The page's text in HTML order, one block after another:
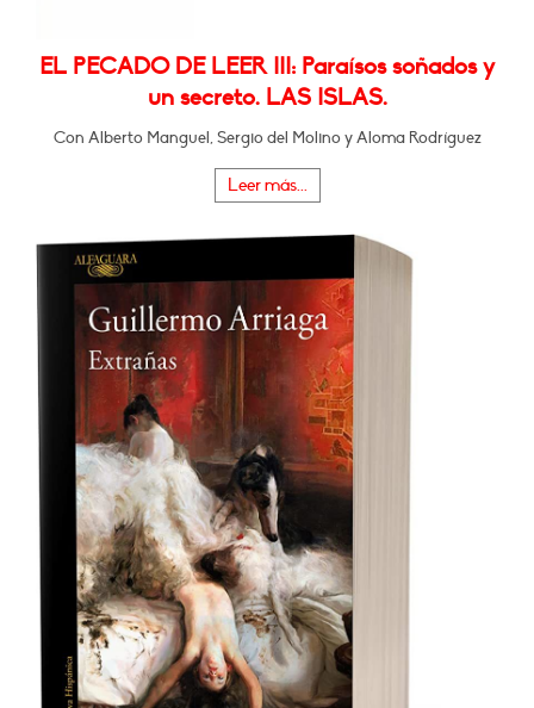
EL PECADO DE LEER III: Paraísos soñados y
un secreto. LAS ISLAS.
Con Alberto Manguel, Sergio del Molino y Aloma Rodríguez
Leer más...